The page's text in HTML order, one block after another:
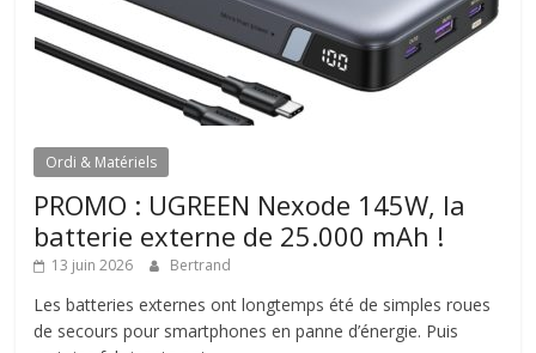
Ordi & Matériels
PROMO : UGREEN Nexode 145W, la
batterie externe de 25.000 mAh !
13 juin 2026 Bertrand
Les batteries externes ont longtemps été de simples roues
de secours pour smartphones en panne d’énergie. Puis